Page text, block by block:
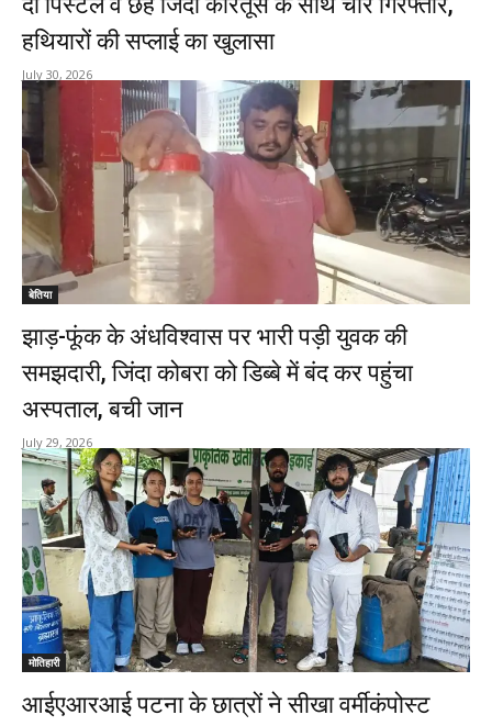
हथियारों की सप्लाई का खुलासा
July 30, 2026
बेतिया
झाड़-फूंक के अंधविश्वास पर भारी पड़ी युवक की
समझदारी, जिंदा कोबरा को डिब्बे में बंद कर पहुंचा
अस्पताल, बची जान
July 29, 2026
मोतिहारी
आईएआरआई पटना के छात्रों ने सीखा वर्मीकंपोस्ट